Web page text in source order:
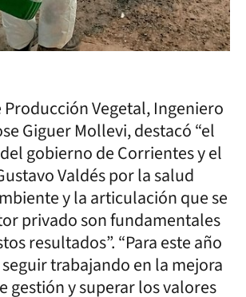
Vegetal, Ingeniero
Giguer Mollevi, destacó “el
gobierno de Corrientes y el
Valdés por la salud
y la articulación que se
privado son fundamentales
resultados”. “Para este año
trabajando en la mejora
gestión y superar los valores